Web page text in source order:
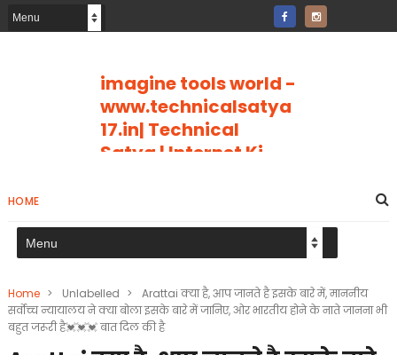
imagine tools world -
www.technicalsatya
17.in| Technical
Satya | Internet Ki
HOME
Home > Unlabelled >
Arattai क्या है, आप जानते है इसके बारे में, माननीय
सर्वोच्च न्यायालय ने क्या बोला इसके बारे में जानिए, ओर भारतीय होने के नाते जानना भी
बहुत जरूरी है💓💓💓 बात दिल की है